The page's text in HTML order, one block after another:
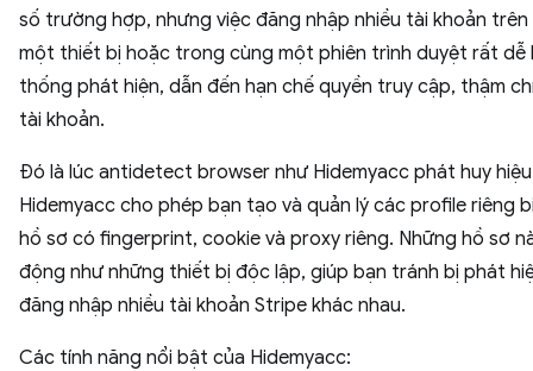
số trường hợp, nhưng việc đăng nhập nhiều tài khoản
một thiết bị hoặc trong cùng một phiên trình duyệt rất dễ
thống phát hiện, dẫn đến hạn chế quyền truy cập, thậm
tài khoản.
Đó là lúc antidetect browser như Hidemyacc phát huy
Hidemyacc cho phép bạn tạo và quản lý các profile riêng
hồ sơ có fingerprint, cookie và proxy riêng. Những hồ sơ
động như những thiết bị độc lập, giúp bạn tránh bị phát
đăng nhập nhiều tài khoản Stripe khác nhau.
Các tính năng nổi bật của Hidemyacc: